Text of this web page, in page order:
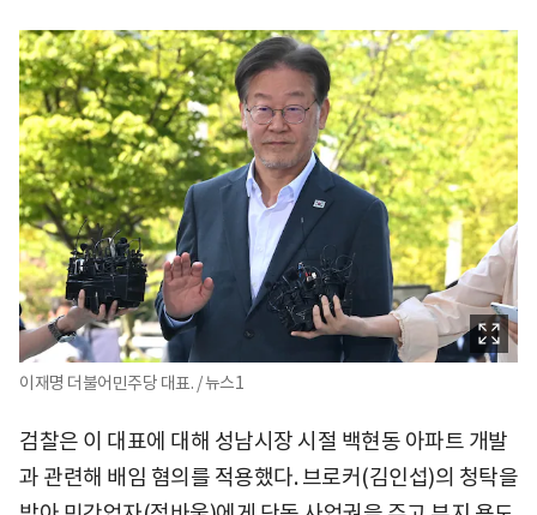
이재명 더불어민주당 대표. / 뉴스1
검찰은 이 대표에 대해 성남시장 시절 백현동 아파트 개발
과 관련해 배임 혐의를 적용했다. 브로커(김인섭)의 청탁을